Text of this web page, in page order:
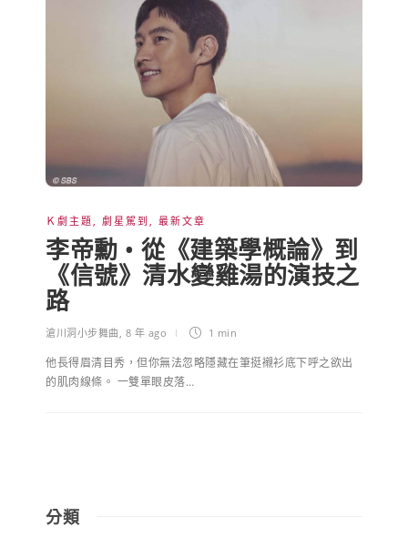
Ｋ劇主題 劇星駕到 最新文章
李帝勳 • 從《建築學概論》到
《信號》清水變雞湯的演技之
路
滄川洞小步舞曲 8 年 ago 1 min
他長得眉清目秀，但你無法忽略隱藏在筆挺襯衫底下呼之欲出
的肌肉線條。 一雙單眼皮落…
分類